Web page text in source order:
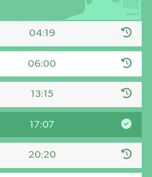
04:19
06:00
13:15
17:07
20:20